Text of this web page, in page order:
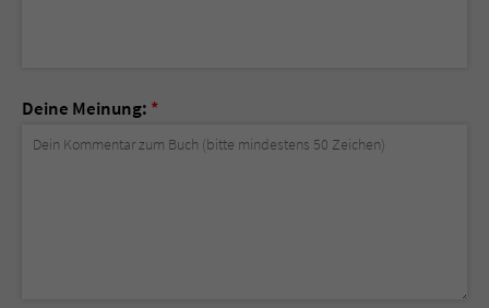
Deine Meinung: *